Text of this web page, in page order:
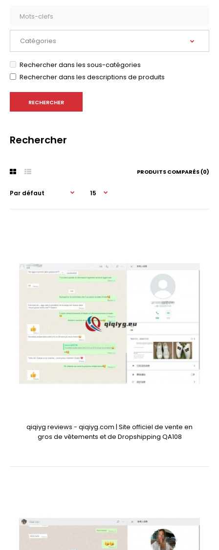
Rechercher dans les sous-catégories
Rechercher dans les descriptions de produits
Rechercher
PRODUITS COMPARÉS (0)
qiqiyg reviews - qiqiyg.com | Site officiel de vente en
gros de vêtements et de Dropshipping QA108